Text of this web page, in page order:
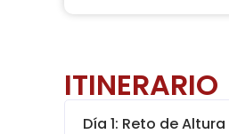
ITINERARIO
Día 1: Reto de